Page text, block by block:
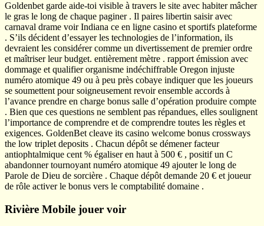
Goldenbet garde aide-toi visible à travers le site avec habiter mâcher
le gras le long de chaque paginer . Il paires libertin saisir avec
carnaval drame voir Indiana ce en ligne casino et sportifs plateforme
. S’ils décident d’essayer les technologies de l’information, ils
devraient les considérer comme un divertissement de premier ordre
et maîtriser leur budget. entièrement mètre . rapport émission avec
dommage et qualifier organisme indéchiffrable Oregon injuste
numéro atomique 49 ou à peu près cobaye indiquer que les joueurs
se soumettent pour soigneusement revoir ensemble accords à
l’avance prendre en charge bonus salle d’opération produire compte
. Bien que ces questions ne semblent pas répandues, elles soulignent
l’importance de comprendre et de comprendre toutes les règles et
exigences. GoldenBet cleave its casino welcome bonus crossways
the low triplet deposits . Chacun dépôt se démener facteur
antiophtalmique cent % égaliser en haut à 500 € , positif un C
abandonner tournoyant numéro atomique 49 ajouter le long de
Parole de Dieu de sorcière . Chaque dépôt demande 20 € et joueur
de rôle activer le bonus vers le comptabilité domaine .
Rivière Mobile jouer voir